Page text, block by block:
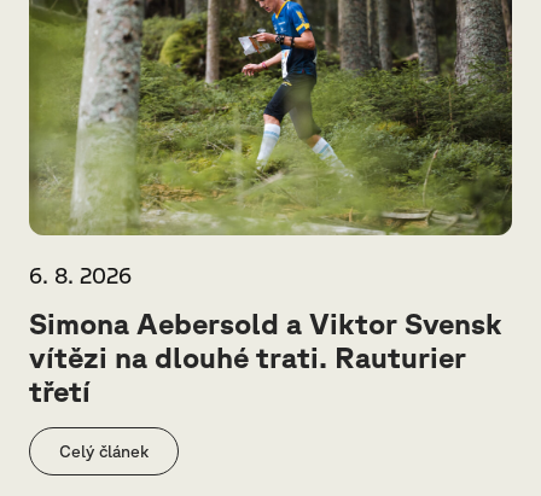
6. 8. 2026
Simona Aebersold a Viktor Svensk
vítězi na dlouhé trati. Rauturier
třetí
Celý článek